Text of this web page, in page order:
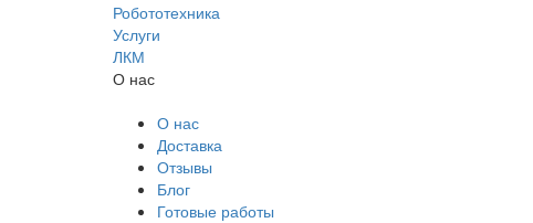
Робототехника
Услуги
ЛКМ
О нас
О нас
Доставка
Отзывы
Блог
Готовые работы